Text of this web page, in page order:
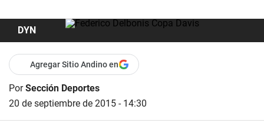
DYN
Agregar Sitio Andino en
PorSección Deportes
20 de septiembre de 2015 - 14:30